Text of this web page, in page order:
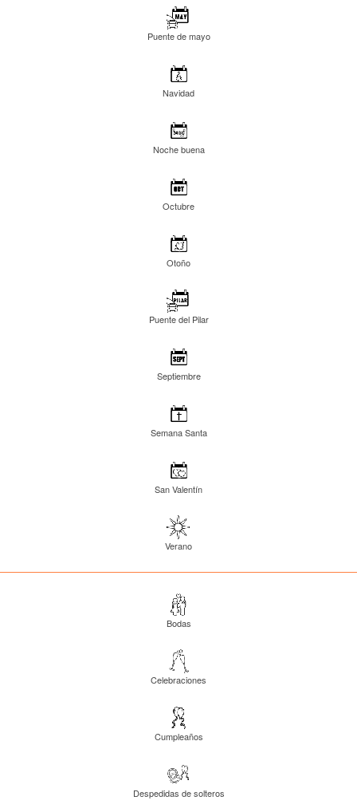
Puente de mayo
Navidad
Noche buena
Octubre
Otoño
Puente del Pilar
Septiembre
Semana Santa
San Valentín
Verano
Bodas
Celebraciones
Cumpleaños
Despedidas de solteros